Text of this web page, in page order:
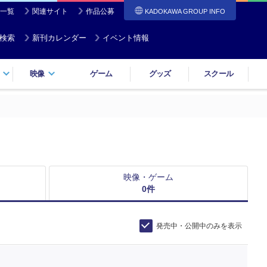
覧 関連サイト 作品公募 KADOKAWA GROUP INFO
索 新刊カレンダー イベント情報
映像 ゲーム グッズ スクール
映像・ゲーム
0件
発売中・公開中のみを表示